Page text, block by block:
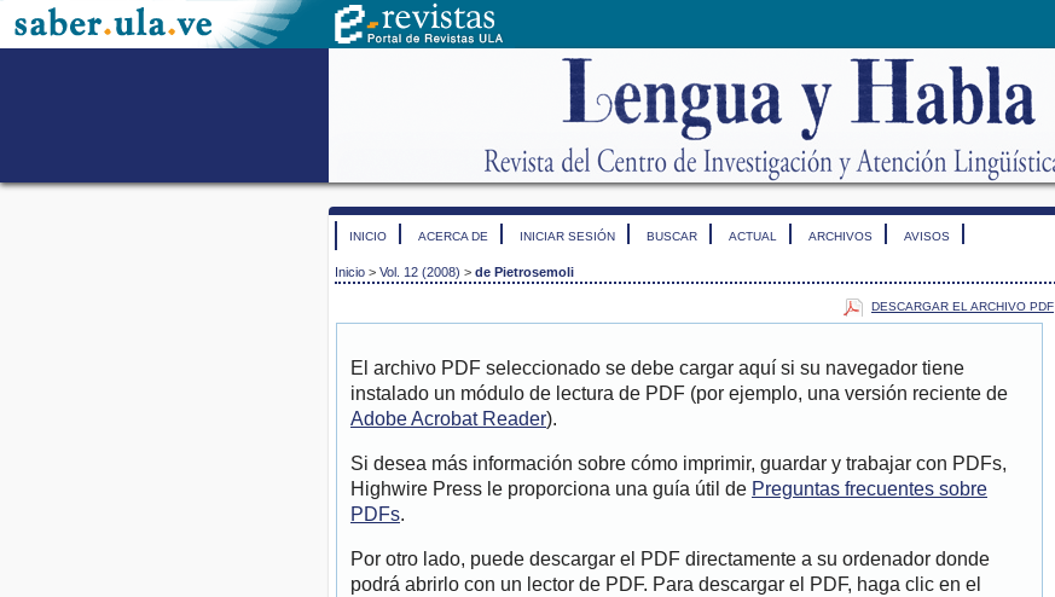
INICIO ACERCA DE INICIAR SESIÓN BUSCAR ACTUAL ARCHIVOS AVISOS
Inicio > Vol. 12 (2008) > de Pietrosemoli
DESCARGAR EL ARCHIVO PDF
El archivo PDF seleccionado se debe cargar aquí si su navegador tiene
instalado un módulo de lectura de PDF (por ejemplo, una versión reciente de
Adobe Acrobat Reader).
Si desea más información sobre cómo imprimir, guardar y trabajar con PDFs,
Highwire Press le proporciona una guía útil de Preguntas frecuentes sobre
PDFs.
Por otro lado, puede descargar el PDF directamente a su ordenador donde
podrá abrirlo con un lector de PDF. Para descargar el PDF, haga clic en el